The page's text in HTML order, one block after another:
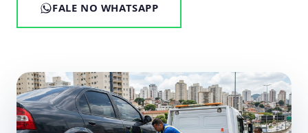
FALE NO WHATSAPP